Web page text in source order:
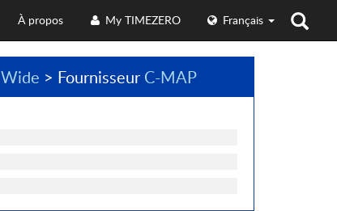
Français
My TIMEZERO
À propos
Wide > Fournisseur C-MAP